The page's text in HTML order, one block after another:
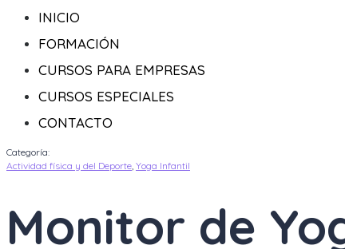
INICIO
FORMACIÓN
CURSOS PARA EMPRESAS
CURSOS ESPECIALES
CONTACTO
Categoría:
Actividad física y del Deporte, Yoga Infantil
Monitor de